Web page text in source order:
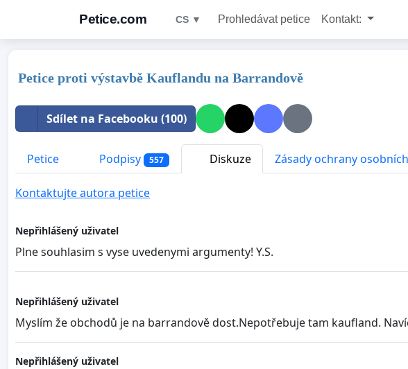
Petice.com CS ▼ Prohledávat petice Kontakt:
Petice proti výstavbě Kauflandu na Barrandově
Sdílet na Facebooku (100)
Petice Podpisy 557 Diskuze Zásady ochrany
Kontaktujte autora petice
Nepřihlášený uživatel
Plne souhlasim s vyse uvedenymi argumenty! Y.S.
Nepřihlášený uživatel
Myslím že obchodů je na barrandově dost.Nepotřebuje tam kaufland.
Nepřihlášený uživatel